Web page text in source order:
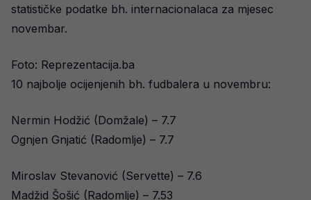
statističke podatke bh. internacionalaca za mjesec
novembar.
Foto: Reprezentacija.ba
10 najbolje ocijenjenih bh. fudbalera u novembru:
Nermin Hodžić (Domžale) – 7.7
Ognjen Gnjatić (Radomlje) – 7.7
Miroslav Stevanović (Servette) – 7.6
Madžid Šošić (Radomlje) – 7.53